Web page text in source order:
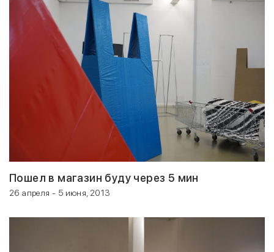
Пошел в магазин буду через 5 мин
26 апреля - 5 июня, 2013